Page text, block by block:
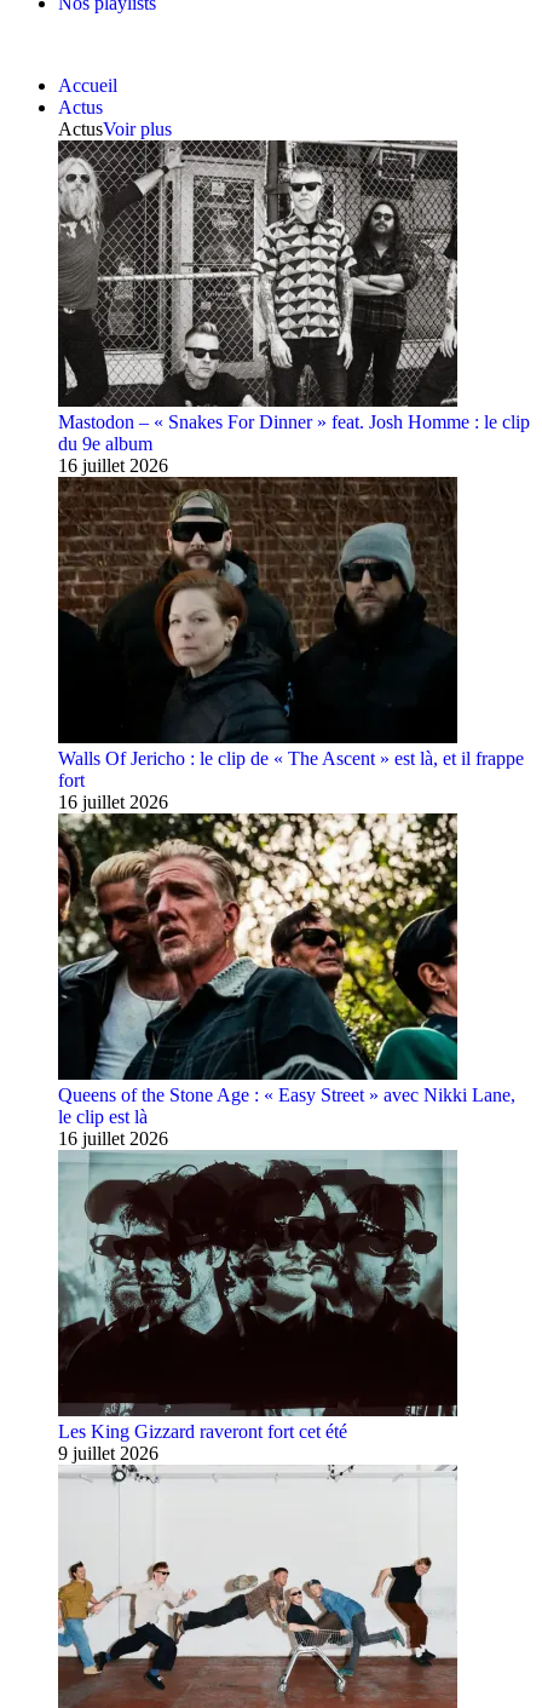
Accueil
Actus
ActusVoir plus
Mastodon – « Snakes For Dinner » feat. Josh Homme : le clip
du 9e album
16 juillet 2026
Walls Of Jericho : le clip de « The Ascent » est là, et il frappe
fort
16 juillet 2026
Queens of the Stone Age : « Easy Street » avec Nikki Lane,
le clip est là
16 juillet 2026
Les King Gizzard raveront fort cet été
9 juillet 2026